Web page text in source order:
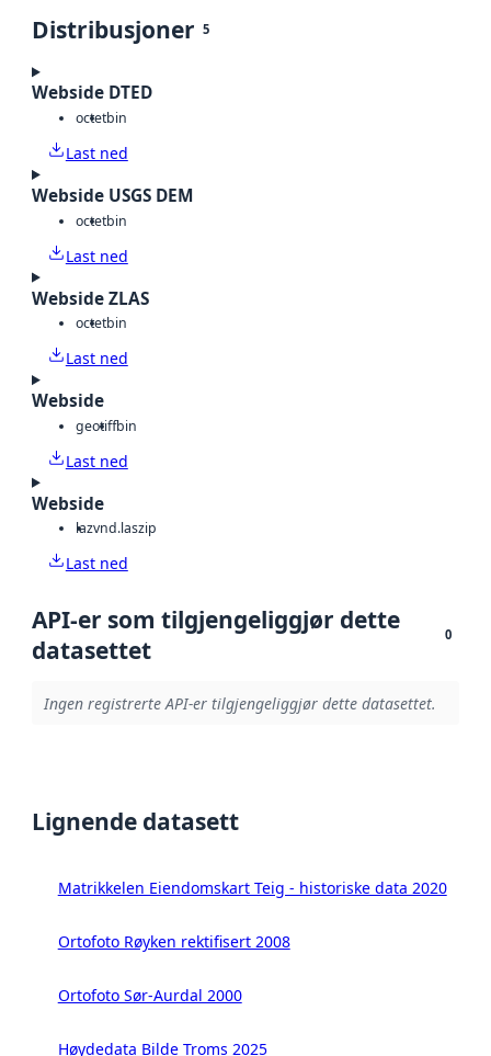
Distribusjoner 5
Webside DTED
octetbin
Last ned
Webside USGS DEM
octetbin
Last ned
Webside ZLAS
octetbin
Last ned
Webside
geotiffbin
Last ned
Webside
lazvnd.laszip
Last ned
API-er som tilgjengeliggjør dette
datasettet
0
Ingen registrerte API-er tilgjengeliggjør dette datasettet.
Lignende datasett
Matrikkelen Eiendomskart Teig - historiske data 2020
Ortofoto Røyken rektifisert 2008
Ortofoto Sør-Aurdal 2000
Høydedata Bilde Troms 2025